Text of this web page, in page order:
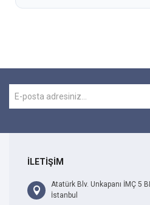
İLETİŞİM
Atatürk Blv. Unkapanı İMÇ 5
İstanbul